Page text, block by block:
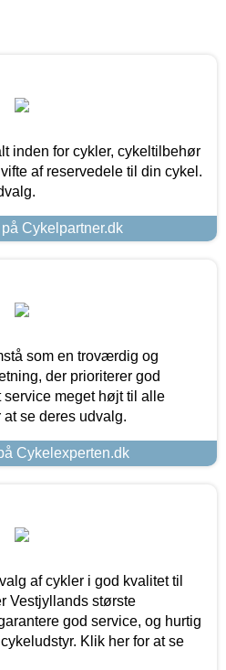
inden for cykler, cykeltilbehør
af reservedele til din cykel.
Cykelpartner.dk
som en troværdig og
der prioriterer god
service meget højt til alle
se deres udvalg.
Cykelexperten.dk
af cykler i god kvalitet til
Vestjyllands største
god service, og hurtig
Klik her for at se